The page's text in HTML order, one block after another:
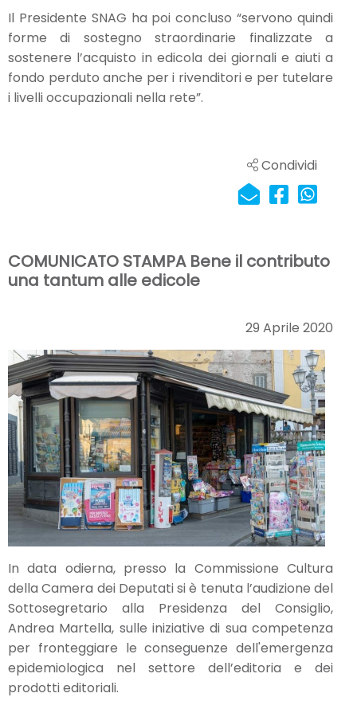
Il Presidente SNAG ha poi concluso “servono quindi
forme di sostegno straordinarie finalizzate a
sostenere l’acquisto in edicola dei giornali e aiuti a
fondo perduto anche per i rivenditori e per tutelare
i livelli occupazionali nella rete”.
Condividi
COMUNICATO STAMPA Bene il contributo
una tantum alle edicole
29 Aprile 2020
In data odierna, presso la Commissione Cultura
della Camera dei Deputati si è tenuta l’audizione del
Sottosegretario alla Presidenza del Consiglio,
Andrea Martella, sulle iniziative di sua competenza
per fronteggiare le conseguenze dell'emergenza
epidemiologica nel settore dell’editoria e dei
prodotti editoriali.